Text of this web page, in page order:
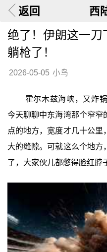
返回 西
绝了！伊朗这一
躺枪了！
2026-05-05 小鸟
霍尔木兹海峡，又炸
今天聊聊中东海湾那个窄
点的地方，宽度才几十公里
大的缝隙。可就这么个地方
了，大家伙儿都憋得脸红脖